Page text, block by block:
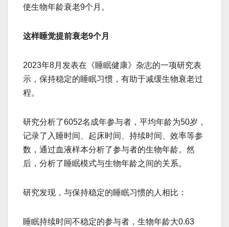
使生物年龄衰老9个月。
这样睡觉提前衰老9个月
2023年8月发表在《睡眠健康》杂志的一项研究表
示，保持稳定的睡眠习惯，有助于减缓生物衰老过
程。
研究分析了6052名成年参与者，平均年龄为50岁，
记录了入睡时间、起床时间、持续时间、效率等参
数，通过血液样本分析了参与者的生物年龄。然
后，分析了睡眠模式与生物年龄之间的关系。
研究发现，与保持稳定的睡眠习惯的人相比：
睡眠持续时间不稳定的参与者，生物年龄大0.63